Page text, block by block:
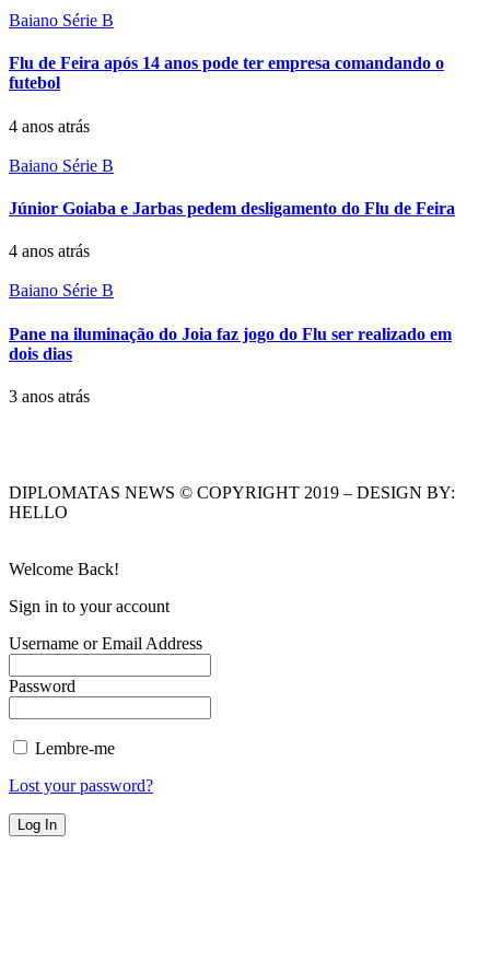
Baiano Série B
Flu de Feira após 14 anos pode ter empresa comandando o
futebol
4 anos atrás
Baiano Série B
Júnior Goiaba e Jarbas pedem desligamento do Flu de Feira
4 anos atrás
Baiano Série B
Pane na iluminação do Joia faz jogo do Flu ser realizado em
dois dias
3 anos atrás
DIPLOMATAS NEWS © COPYRIGHT 2019 – DESIGN BY:
HELLO
Welcome Back!
Sign in to your account
Username or Email Address
Password
Lembre-me
Lost your password?